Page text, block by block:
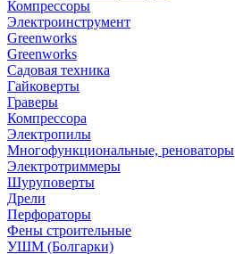
Компрессоры
Электроинструмент
Greenworks
Greenworks
Садовая техника
Гайковерты
Граверы
Компрессора
Электропилы
Многофункциональные, реноваторы
Электротриммеры
Шуруповерты
Дрели
Перфораторы
Фены строительные
УШМ (Болгарки)